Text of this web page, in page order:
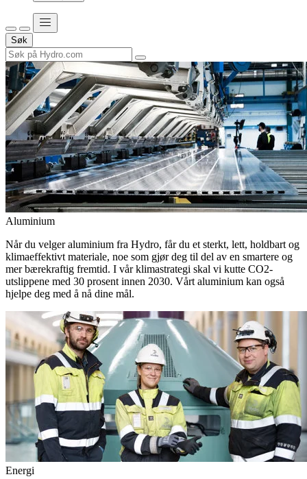
Søk
Aluminium
Når du velger aluminium fra Hydro, får du et sterkt, lett, holdbart og
klimaeffektivt materiale, noe som gjør deg til del av en smartere og
mer bærekraftig fremtid. I vår klimastrategi skal vi kutte CO2-
utslippene med 30 prosent innen 2030. Vårt aluminium kan også
hjelpe deg med å nå dine mål.
Energi